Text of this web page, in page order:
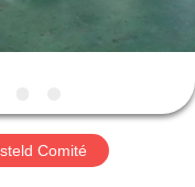
Comité